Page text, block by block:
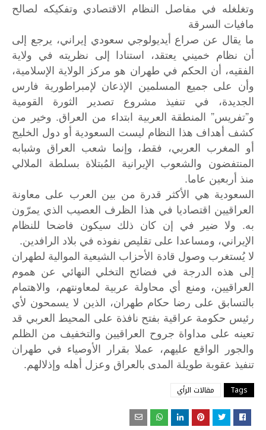
وتغلغله في مفاصل النظام الاقتصادي وتفكيكه لصالح
مافيات السرقة
ما يقال عن صراع أيديولوجي سعودي إيراني، يرجع إلى
أن نظام خميني يعتقد، استنادا إلى نظريته في ولاية
الفقيه، أن الحكم في طهران هو مركز الولاية الإسلامية،
وأن على جميع المسلمين الإذعان لإمبراطورية فارس
الجديدة، في تنفيذ مشروع تصدير الثورة القومية
و”تفريس” المنطقة العربية ابتداء من العراق. وخير من
كشف أهداف هذا النظام ليست السعودية أو دول الخليج
أو المغرب العربي، فقط، وإنما شعب العراق وشبابه
المنتفضون والشعوب الإيرانية المُبتلاة بسلطة الملالي
منذ أربعين عاما.
السعودية هي الأكثر قدرة من بين العرب على معاونة
العراقيين اقتصاديا في هذا الظرف العصيب الذي يمرّون
به. ولا ضير في إن كان ذلك سيكون فاضحا للنظام
الإيراني، ومساعدا على تقليص نفوذه في بلاد الرافدين.
لا يُستغرب وصول قادة الأحزاب الشيعية الموالية لطهران
إلى هذه الدرجة في فضائح التخلي النهائي عن هموم
العراقيين، ومنع أي محاولة عربية لمعاونتهم، والاهتمام
بالتسابق على رضا حكام طهران، الذين لا يسمحون لأي
رئيس حكومة عراقية بفتح نافذة على المحيط العربي قد
تعينه على مداواة جروح العراقيين والتخفيف من الظلم
والجور
الواقع عليهم، عملا بقرار الأوصياء في طهران
تنفيذ عقوبة طويلة المدى بالعراق وعزل أهله وإذلالهم.
Tags مقالات الرأي